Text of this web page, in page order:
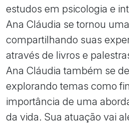
estudos em psicologia e
Ana Cláudia se tornou
compartilhando suas
através de livros e
Ana Cláudia também se
explorando temas como
importância de uma
da vida. Sua atuação vai